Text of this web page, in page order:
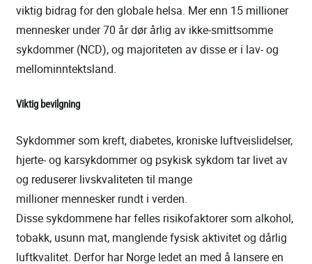
viktig bidrag for den globale helsa. Mer enn 15 millioner
mennesker under 70 år dør årlig av ikke-smittsomme
sykdommer (NCD), og majoriteten av disse er i lav- og
mellominntektsland.
Viktig bevilgning
Sykdommer som kreft, diabetes, kroniske luftveislidelser,
hjerte- og karsykdommer og psykisk sykdom tar livet av
og reduserer livskvaliteten til mange
millioner mennesker rundt i verden.
Disse sykdommene har felles risikofaktorer som alkohol,
tobakk, usunn mat, manglende fysisk aktivitet og dårlig
luftkvalitet. Derfor har Norge ledet an med å lansere en